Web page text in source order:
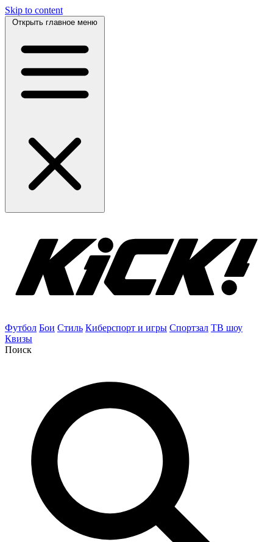
Skip to content
Открыть главное меню
Футбол Бои Стиль Киберспорт и игры Спортзал ТВ шоу
Квизы
Поиск